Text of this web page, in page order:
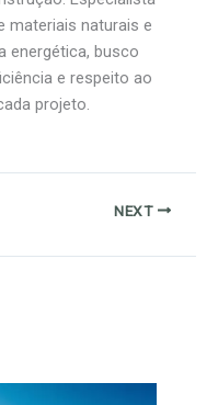
materiais naturais e
energética, busco
e respeito ao
projeto.
NEXT